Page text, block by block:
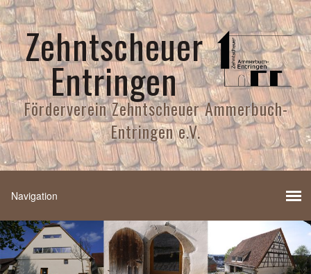
Zehntscheuer
Entringen
Förderverein Zehntscheuer Ammerbuch-
Entringen e.V.